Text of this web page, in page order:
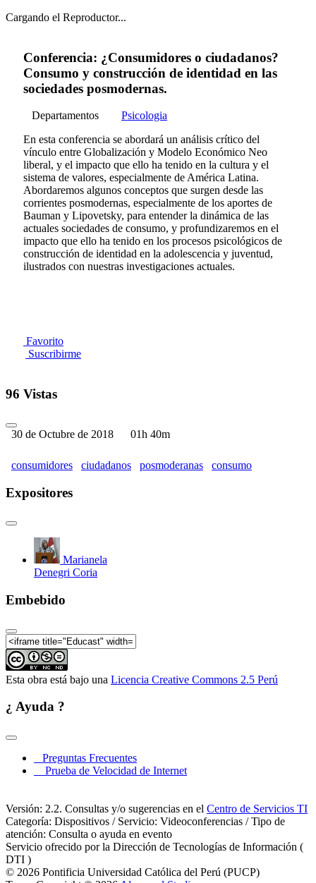
Cargando el Reproductor...
Conferencia: ¿Consumidores o ciudadanos?
Consumo y construcción de identidad en las
sociedades posmodernas.
Departamentos
Psicologia
En esta conferencia se abordará un análisis crítico del
vínculo entre Globalización y Modelo Económico Neo
liberal, y el impacto que ello ha tenido en la cultura y el
sistema de valores, especialmente de América Latina.
Abordaremos algunos conceptos que surgen desde las
corrientes posmodernas, especialmente de los aportes de
Bauman y Lipovetsky, para entender la dinámica de las
actuales sociedades de consumo, y profundizaremos en el
impacto que ello ha tenido en los procesos psicológicos de
construcción de identidad en la adolescencia y juventud,
ilustrados con nuestras investigaciones actuales.
Favorito
Suscribirme
96 Vistas
30 de Octubre de 2018 01h 40m
consumidores ciudadanos posmoderanas consumo
Expositores
Marianela
Denegri Coria
Embebido
Esta obra está bajo una Licencia Creative Commons 2.5 Perú
¿ Ayuda ?
Preguntas Frecuentes
Prueba de Velocidad de Internet
Versión: 2.2. Consultas y/o sugerencias en el Centro de Servicios TI
Categoría: Dispositivos / Servicio: Videoconferencias / Tipo de
atención: Consulta o ayuda en evento
Servicio ofrecido por la Dirección de Tecnologías de Información (
DTI )
© 2026 Pontificia Universidad Católica del Perú (PUCP)